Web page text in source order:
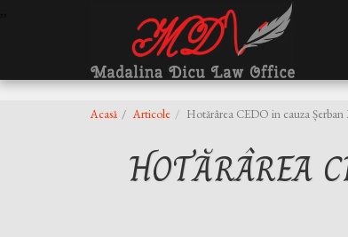
Acasă Articole Hotărârea CEDO in cauza
HOTĂRÂREA